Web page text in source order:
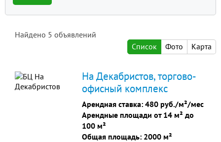
Найдено 5 объявлений
Список
Фото Карта
На Декабристов, торгово-
офисный комплекс
Арендная ставка: 480 руб./м²/мес
Арендные площади от 14 м² до
100 м²
Общая площадь: 2000 м²